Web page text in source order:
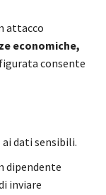
attacco
economiche,
consente
ai dati sensibili.
dipendente
inviare